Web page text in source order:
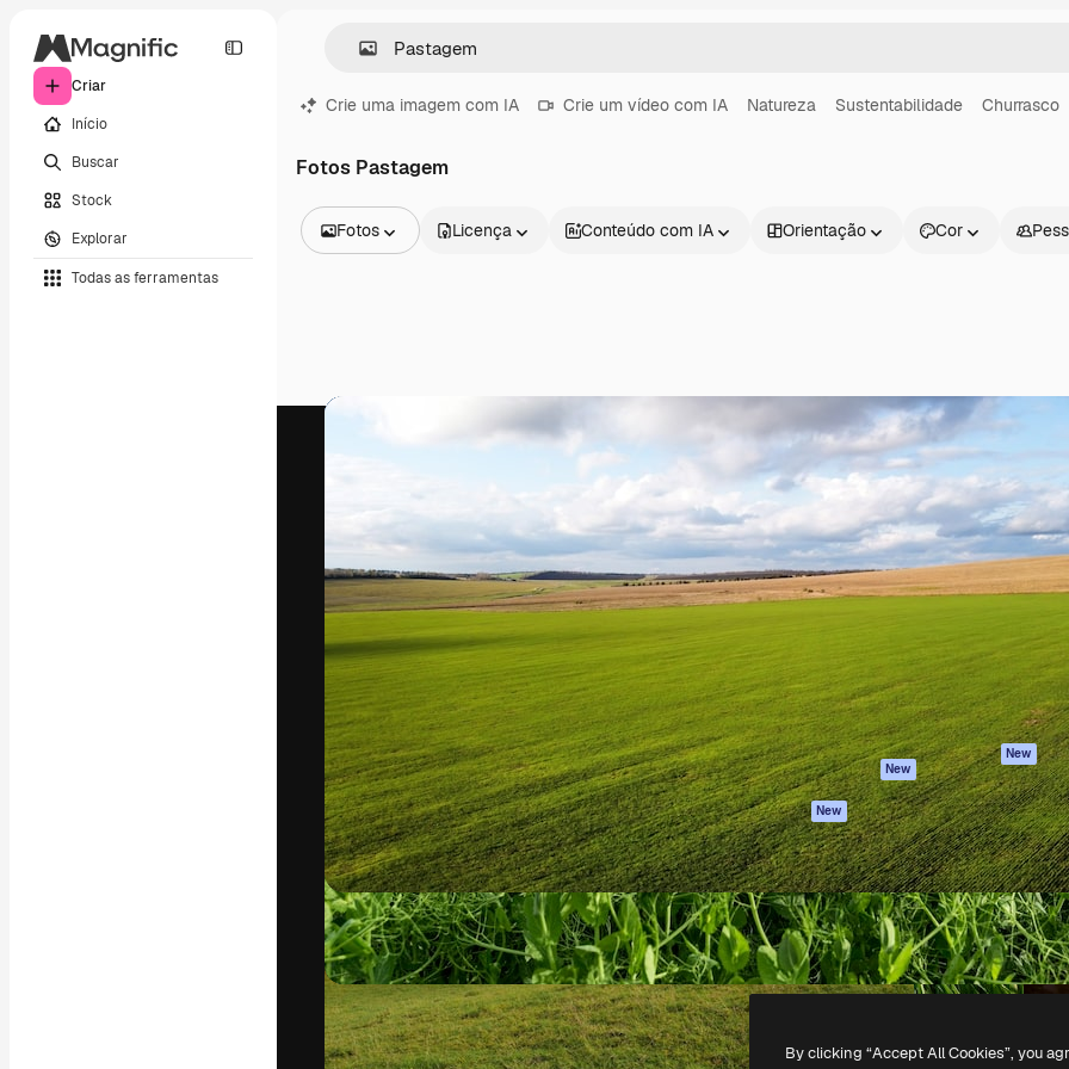
Criar
Início
Buscar
Stock
Explorar
Todas as ferramentas
Crie uma imagem com IA Crie um vídeo com IA Natureza Sustentabilidade Churrasco
Fotos Pastagem
Fotos
Vídeos
Licença Conteúdo com IA Orientação Cor
A plataforma criativa para você direcionar
seu melhor trabalho. Mais de 1 milhão de
assinantes entre criativos, empresas,
agências e estúdios.
Português
Produtos
Spaces
Assistente de IA
Gerador de vídeos
Texto para voz
Conteúdo de stock
MCP para
Claude/ChatGPT
New
Agentes New
API
App móvel
Todas as
ferramentas
Começar
Academy
Documentação
Termos e
condições
Política de
privacidade
Originais New
Política de
Central de
confiabilidade
Afiliados
Empresas
Copyright © 2010-2026Freepik Company S.L.U.Todos os direitos reservados.
By clicking “Accept All Cookies”, you